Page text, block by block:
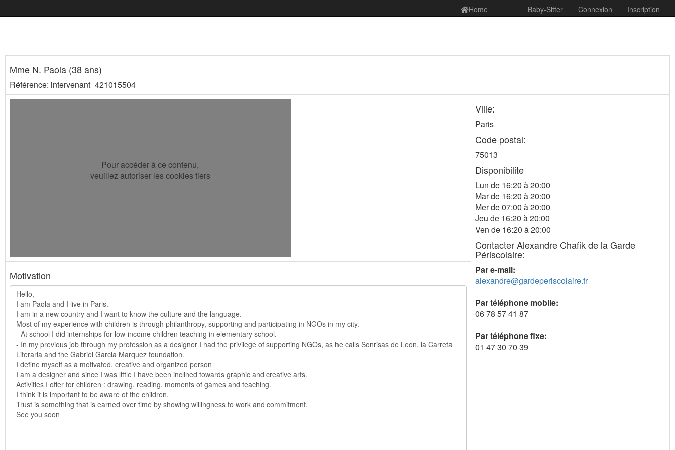
Home Baby-Sitter Connexion Inscription
Mme N. Paola (38 ans)
Référence: intervenant_421015504
Pour accéder à ce contenu,
veuillez autoriser les cookies tiers
Ville:
Paris
Code postal:
75013
Disponibilite
Lun de 16:20 à 20:00
Mar de 16:20 à 20:00
Mer de 07:00 à 20:00
Jeu de 16:20 à 20:00
Ven de 16:20 à 20:00
Contacter Alexandre Chafik de la Garde
Périscolaire:
Par e-mail:
alexandre@gardeperiscolaire.fr
Par téléphone mobile:
06 78 57 41 87
Par téléphone fixe:
01 47 30 70 39
Motivation